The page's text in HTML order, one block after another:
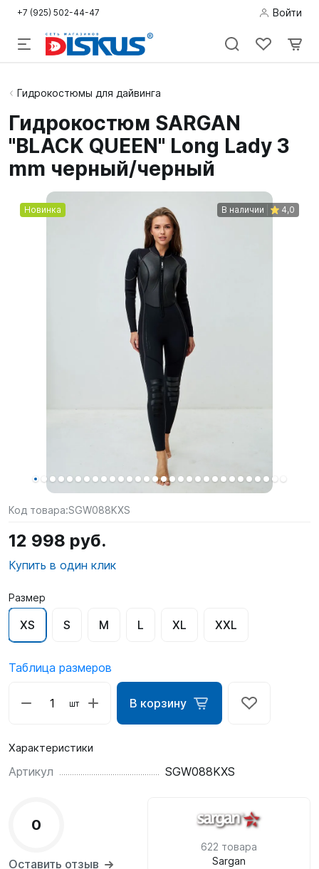
+7 (925) 502-44-47 Войти
Подводная
Дайвинг
Снорклинг /
Пляж
Акции
Гидрокостюмы для дайвинга
Гидрокостюм SARGAN
"BLACK QUEEN" Long Lady 3
mm черный/черный
Новинка В наличии 4,0
Код товара:SGW088KXS
12 998 руб.
Купить в один клик
Размер
XS S M L XL XXL
Таблица размеров
шт В корзину
Характеристики
Артикул SGW088KXS
0
Оставить отзыв
622 товара
Sargan